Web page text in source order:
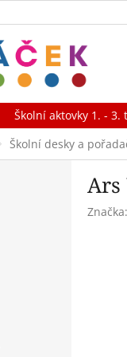
Školní aktovky 1. - 3.
Školní desky a
Ars
Značka: